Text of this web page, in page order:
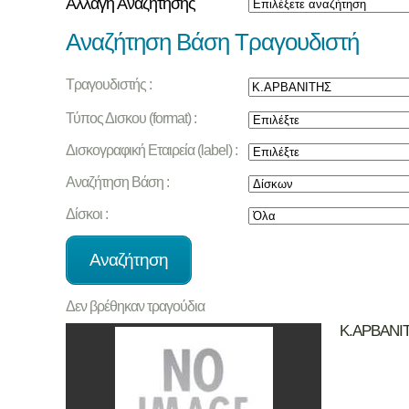
Αλλαγή Αναζήτησης
Αναζήτηση Βάση Τραγουδιστή
Τραγουδιστής :
Τύπος Δισκου (format) :
Δισκογραφική Εταιρεία (label) :
Αναζήτηση Βάση :
Δίσκοι :
Δεν βρέθηκαν τραγούδια